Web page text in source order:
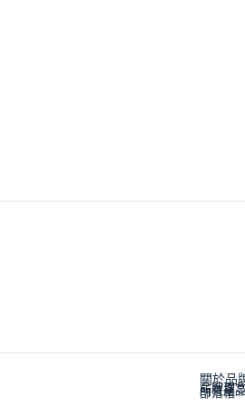
關於品
品牌理
所有產品
部落格